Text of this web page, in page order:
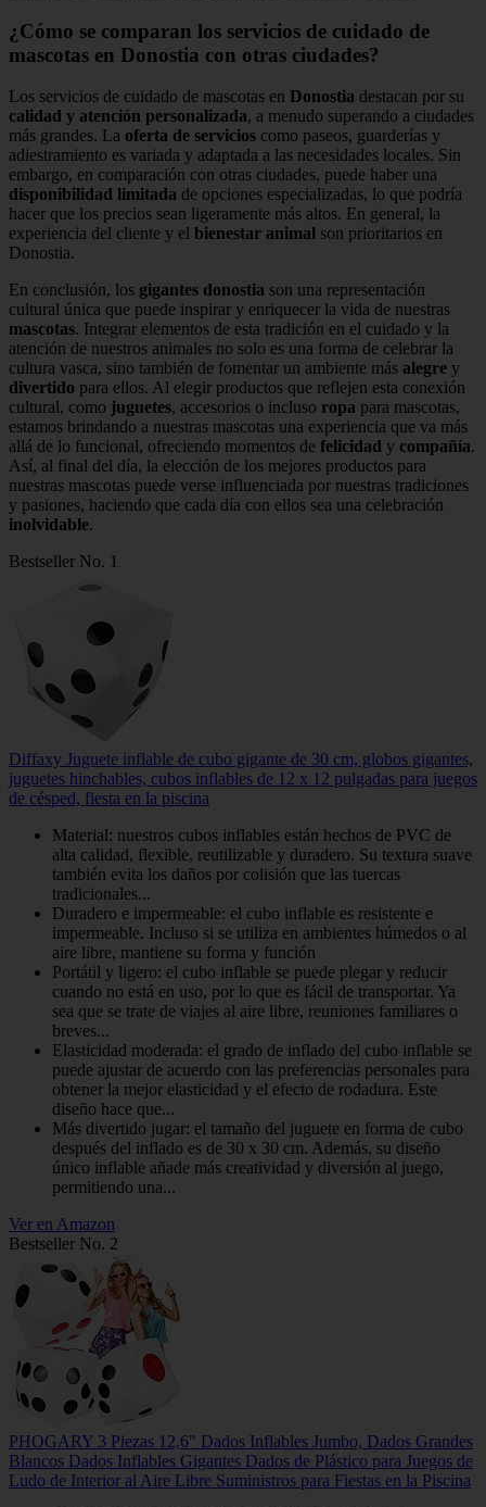
¿Cómo se comparan los servicios de cuidado de
mascotas en Donostia con otras ciudades?
Los servicios de cuidado de mascotas en Donostia destacan por su
calidad y atención personalizada, a menudo superando a ciudades
más grandes. La oferta de servicios como paseos, guarderías y
adiestramiento es variada y adaptada a las necesidades locales. Sin
embargo, en comparación con otras ciudades, puede haber una
disponibilidad limitada de opciones especializadas, lo que podría
hacer que los precios sean ligeramente más altos. En general, la
experiencia del cliente y el bienestar animal son prioritarios en
Donostia.
En conclusión, los gigantes donostia son una representación
cultural única que puede inspirar y enriquecer la vida de nuestras
mascotas. Integrar elementos de esta tradición en el cuidado y la
atención de nuestros animales no solo es una forma de celebrar la
cultura vasca, sino también de fomentar un ambiente más alegre y
divertido para ellos. Al elegir productos que reflejen esta conexión
cultural, como juguetes, accesorios o incluso ropa para mascotas,
estamos brindando a nuestras mascotas una experiencia que va más
allá de lo funcional, ofreciendo momentos de felicidad y compañía.
Así, al final del día, la elección de los mejores productos para
nuestras mascotas puede verse influenciada por nuestras tradiciones
y pasiones, haciendo que cada día con ellos sea una celebración
inolvidable.
Bestseller No. 1
Diffaxy Juguete inflable de cubo gigante de 30 cm, globos gigantes,
juguetes hinchables, cubos inflables de 12 x 12 pulgadas para juegos
de césped, fiesta en la piscina
Material: nuestros cubos inflables están hechos de PVC de
alta calidad, flexible, reutilizable y duradero. Su textura suave
también evita los daños por colisión que las tuercas
tradicionales...
Duradero e impermeable: el cubo inflable es resistente e
impermeable. Incluso si se utiliza en ambientes húmedos o al
aire libre, mantiene su forma y función
Portátil y ligero: el cubo inflable se puede plegar y reducir
cuando no está en uso, por lo que es fácil de transportar. Ya
sea que se trate de viajes al aire libre, reuniones familiares o
breves...
Elasticidad moderada: el grado de inflado del cubo inflable se
puede ajustar de acuerdo con las preferencias personales para
obtener la mejor elasticidad y el efecto de rodadura. Este
diseño hace que...
Más divertido jugar: el tamaño del juguete en forma de cubo
después del inflado es de 30 x 30 cm. Además, su diseño
único inflable añade más creatividad y diversión al juego,
permitiendo una...
Ver en Amazon
Bestseller No. 2
PHOGARY 3 Piezas 12,6" Dados Inflables Jumbo, Dados Grandes
Blancos Dados Inflables Gigantes Dados de Plástico para Juegos de
Ludo de Interior al Aire Libre Suministros para Fiestas en la Piscina